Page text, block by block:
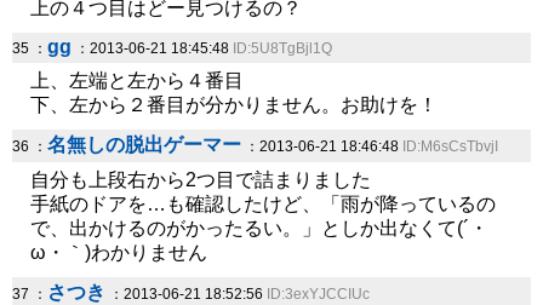
上の４つ目はどー見つけるの？
35 ： gg ：2013-06-21 18:45:48 ID:5U8TgBjl1Q
上、左端と左から４番目
下、左から２番目が分かりません。お助けを！
36 ： 名無しの脱出ゲーマー ：2013-06-21 18:46:48 ID:M6sCsTbvjI
自分も上段右から2つ目で詰まりました
手紙のドアを…も確認したけど、「雨が降っているの
で、出かけるのがかったるい。」としか出なくて(´・
ω・｀)わかりません
37 ： さつき ：2013-06-21 18:52:56 ID:3exYJCCIUc